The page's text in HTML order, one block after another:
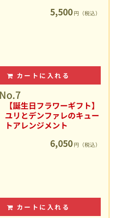
5,500 円（税込）
カートに入れる
【誕生日フラワーギフト】
ユリとデンファレのキュー
トアレンジメント
6,050 円（税込）
カートに入れる